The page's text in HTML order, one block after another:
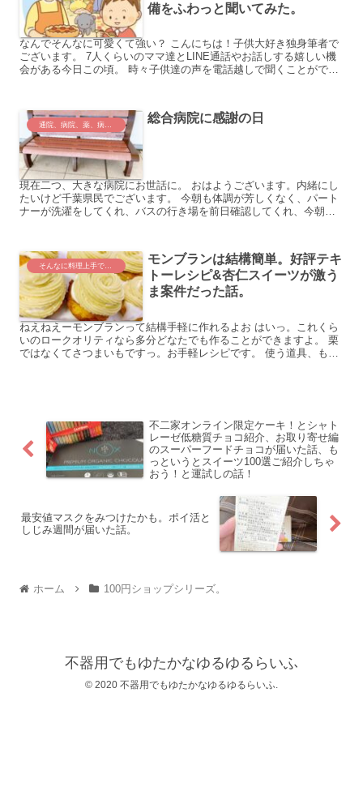
備をふわっと聞いてみた。
なんでそんなに可愛くて強い？ こんにちは！子供大好き独身筆者で
ございます。 7人くらいのママ達とLINE通話やお話しする嬉しい機
会がある今日この頃。 時々子供達の声を電話越しで聞くことができ
総合病院に感謝の日
現在二つ、大きな病院にお世話に。 おはようございます。内緒にし
たいけど千葉県民でございます。 今朝も体調が芳しくなく、パート
ナーが洗濯をしてくれ、バスの行き場を前日確認してくれ、今朝は
そんなに料理上手でもない人のレシピ
モンブランは結構簡単。好評テキ
トーレシピ&杏仁スイーツが激う
ま案件だった話。
ねえねえーモンブランって結構手軽に作れるよお はいっ。これくら
いのロークオリティなら多分どなたでも作ることができますよ。 栗
ではなくてさつまいもですっ。お手軽レシピです。 使う道具、もし
不二家オンライン限定ケーキ！とシャト
レーゼ低糖質チョコ紹介、お取り寄せ編
のスーパーフードチョコが届いた話、も
っというとスイーツ100選ご紹介しちゃ
おう！と運試しの話！
最安値マスクをみつけたかも。ポイ活と
しじみ週間が届いた話。
ホーム 100円ショップシリーズ。
不器用でもゆたかなゆるゆるらいふ
© 2020 不器用でもゆたかなゆるゆるらいふ.